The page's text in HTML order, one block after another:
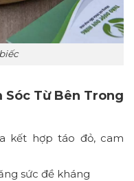
Sóc Từ Bên Trong
kết hợp táo đỏ, cam
sức đề kháng